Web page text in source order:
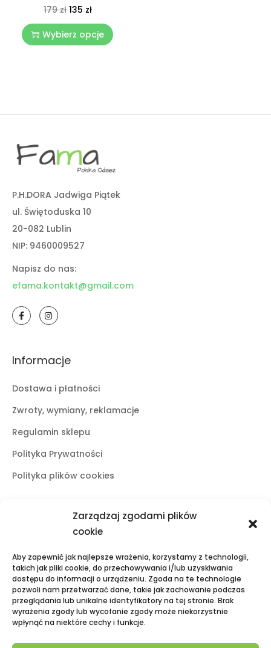
Zarządzaj zgodami plików
cookie
Aby zapewnić jak najlepsze wrażenia, korzystamy z technologii,
takich jak pliki cookie, do przechowywania i/lub uzyskiwania
dostępu do informacji o urządzeniu. Zgoda na te technologie
pozwoli nam przetwarzać dane, takie jak zachowanie podczas
przeglądania lub unikalne identyfikatory na tej stronie. Brak
wyrażenia zgody lub wycofanie zgody może niekorzystnie
wpłynąć na niektóre cechy i funkcje.
179zł 135 zł
Wybierz opcje
P.H.DORA Jadwiga Piątek
ul. Świętoduska 10
20-082 Lublin
NIP: 9460009527
Napisz do nas:
efama.kontakt@gmail.com
Informacje
Dostawa i płatności
Zwroty, wymiany, reklamacje
Regulamin sklepu
Polityka Prywatności
Polityka plików cookies
Butiki stacjonarne
ul. Świętoduska 10
mail:fama.lublin@op.pl
tel:+48 601 525 423
Puławy